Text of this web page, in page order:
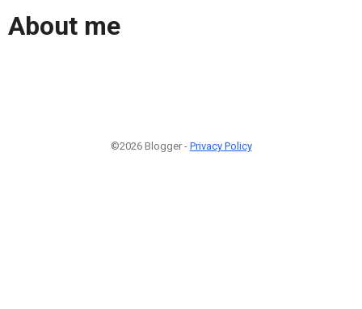
About me
©2026 Blogger - Privacy Policy